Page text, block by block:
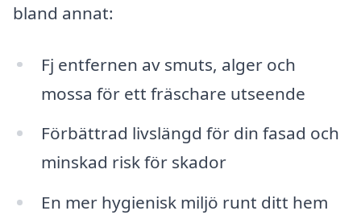
bland annat:
Fj entfernen av smuts, alger och
mossa för ett fräschare utseende
Förbättrad livslängd för din fasad och
minskad risk för skador
En mer hygienisk miljö runt ditt hem